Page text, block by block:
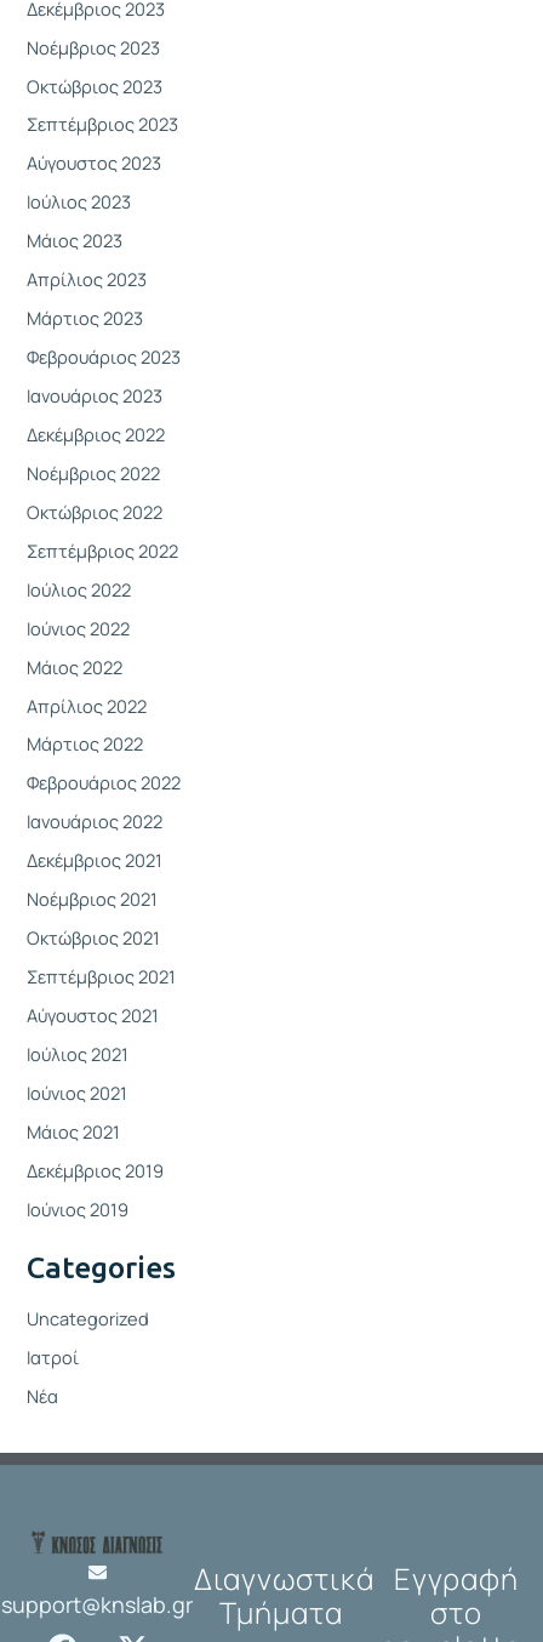
Δεκέμβριος 2023
Νοέμβριος 2023
Οκτώβριος 2023
Σεπτέμβριος 2023
Αύγουστος 2023
Ιούλιος 2023
Μάιος 2023
Απρίλιος 2023
Μάρτιος 2023
Φεβρουάριος 2023
Ιανουάριος 2023
Δεκέμβριος 2022
Νοέμβριος 2022
Οκτώβριος 2022
Σεπτέμβριος 2022
Ιούλιος 2022
Ιούνιος 2022
Μάιος 2022
Απρίλιος 2022
Μάρτιος 2022
Φεβρουάριος 2022
Ιανουάριος 2022
Δεκέμβριος 2021
Νοέμβριος 2021
Οκτώβριος 2021
Σεπτέμβριος 2021
Αύγουστος 2021
Ιούλιος 2021
Ιούνιος 2021
Μάιος 2021
Δεκέμβριος 2019
Ιούνιος 2019
Categories
Uncategorized
Ιατροί
Νέα
support@knslab.gr
F X
I L
Διαγνωστικά
Τμήματα
Εγγραφή
στο